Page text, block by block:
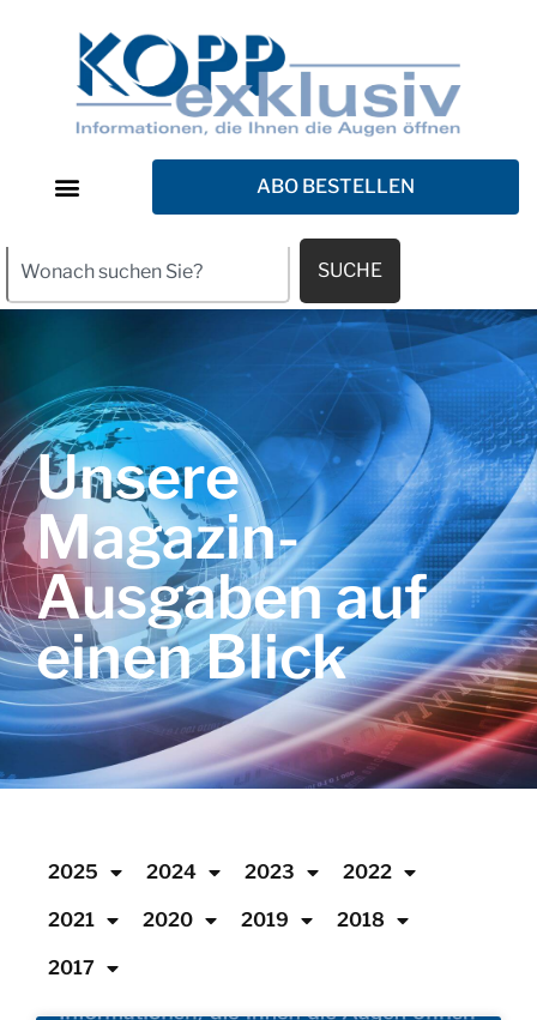
ABO BESTELLEN
SUCHE
Unsere
Magazin-
Ausgaben auf
einen Blick
2025 2024 2023 2022
2021 2020 2019 2018
2017